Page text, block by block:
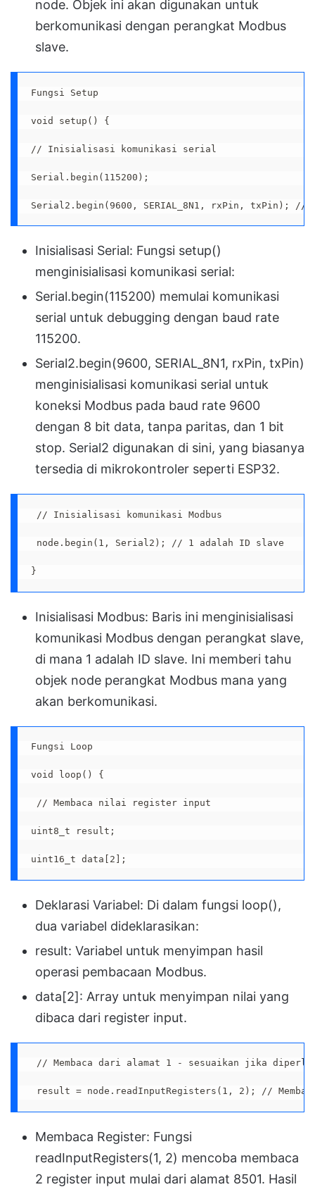
node. Objek ini akan digunakan untuk
berkomunikasi dengan perangkat Modbus
slave.
Fungsi Setup
void setup() {
// Inisialisasi komunikasi serial
Serial.begin(115200);
Serial2.begin(9600, SERIAL_8N1, rxPin, txPin); //
Inisialisasi Serial: Fungsi setup()
menginisialisasi komunikasi serial:
Serial.begin(115200) memulai komunikasi
serial untuk debugging dengan baud rate
115200.
Serial2.begin(9600, SERIAL_8N1, rxPin, txPin)
menginisialisasi komunikasi serial untuk
koneksi Modbus pada baud rate 9600
dengan 8 bit data, tanpa paritas, dan 1 bit
stop. Serial2 digunakan di sini, yang biasanya
tersedia di mikrokontroler seperti ESP32.
// Inisialisasi komunikasi Modbus
node.begin(1, Serial2); // 1 adalah ID slave
}
Inisialisasi Modbus: Baris ini menginisialisasi
komunikasi Modbus dengan perangkat slave,
di mana 1 adalah ID slave. Ini memberi tahu
objek node perangkat Modbus mana yang
akan berkomunikasi.
Fungsi Loop
void loop() {
// Membaca nilai register input
uint8_t result;
uint16_t data[2];
Deklarasi Variabel: Di dalam fungsi loop(),
dua variabel dideklarasikan:
result: Variabel untuk menyimpan hasil
operasi pembacaan Modbus.
data[2]: Array untuk menyimpan nilai yang
dibaca dari register input.
// Membaca dari alamat 1 - sesuaikan jika
result = node.readInputRegisters(1, 2); //
Membaca Register: Fungsi
readInputRegisters(1, 2) mencoba membaca
2 register input mulai dari alamat 8501. Hasil